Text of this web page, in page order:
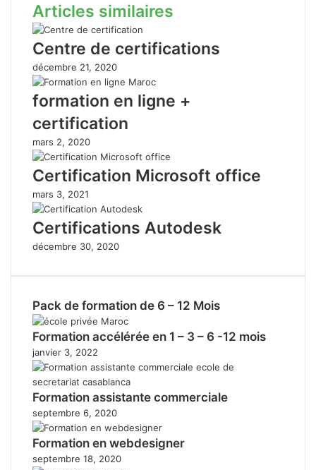
Articles similaires
Centre de certifications
décembre 21, 2020
formation en ligne +
certification
mars 2, 2020
Certification Microsoft office
mars 3, 2021
Certifications Autodesk
décembre 30, 2020
Pack de formation de 6 – 12 Mois
Formation accélérée en 1 – 3 – 6 -12 mois
janvier 3, 2022
Formation assistante commerciale
septembre 6, 2020
Formation en webdesigner
septembre 18, 2020